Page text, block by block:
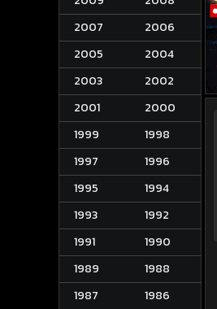
2007
2006
2005
2004
2003
2002
2001
2000
1999
1998
1997
1996
1995
1994
1993
1992
1991
1990
1989
1988
1987
1986